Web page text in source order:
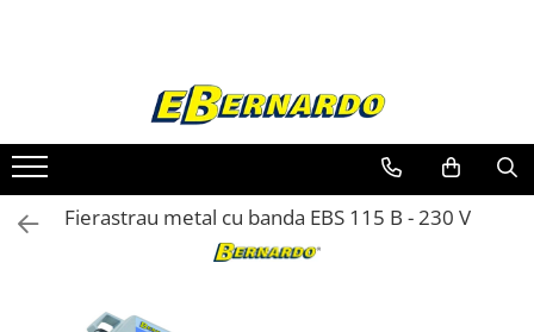
Prelucrare metal
Fierastraie pentru metal
Ferastraie mobile pentru metal
Fierastraie prelucrare metal
Ferastraie orizontale pentru metal
Dispozitive de sudare pentru panze
Fierastrau metal cu banda EBS 115 B - 230 V